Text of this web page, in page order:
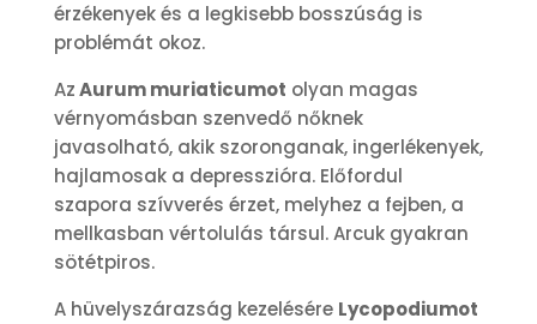
érzékenyek és a legkisebb bosszúság is
problémát okoz.
AzAurum muriaticumot olyan magas
vérnyomásban szenvedő nőknek
javasolható, akik szoronganak, ingerlékenyek,
hajlamosak a depresszióra. Előfordul
szapora szívverés érzet, melyhez a fejben, a
mellkasban vértolulás társul. Arcuk gyakran
sötétpiros.
A hüvelyszárazság kezelésére Lycopodiumot